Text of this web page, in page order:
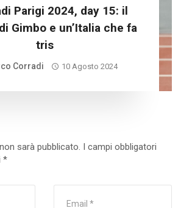
Parigi 2024, day 15: il
Gimbo e un’Italia che fa
tris
Corradi 10 Agosto 2024
sarà pubblicato. I campi obbligatori
*